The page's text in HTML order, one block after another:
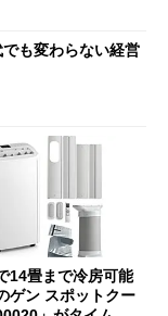
でも変わらない経営
14畳まで冷房可能
ゲン スポットクー